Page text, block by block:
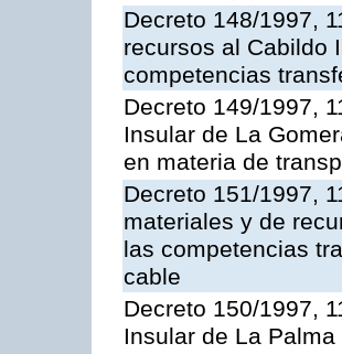
Decreto 148/1997,
recursos al Cabildo
competencias
Decreto 149/1997,
Insular de La
en materia de
Decreto 151/1997,
materiales y de
las competencias
cable
Decreto 150/1997,
Insular de La